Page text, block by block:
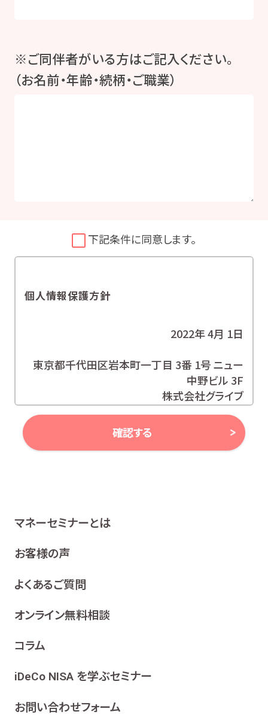
※ご同伴者がいる方はご記入ください。
（お名前・年齢・続柄・ご職業）
下記条件に同意します。
個人情報保護方針
2022年 4月 1日
東京都千代田区岩本町一丁目 3番 1号 ニュー
中野ビル 3F
株式会社グライブ
代表取締役 安田 潔
当社は、お客様の個人情報及び個人番号（以下「個人情報
当社は、個人情報等の保護に関する関係諸法令、ガイドラ
イン及び、所属金融商品取引業者の社内規程並びにこの
個人情報保護方針を遵守いたします。
2 利用目的
当社は、お客様の同意を得た場合及び法令等により例
必要な範囲内でお客様の個人情報を取り扱います。
ンケート、各種情報提供を行うため
グ及びこれらに付帯・関連する商品・サービスの
確認する
マネーセミナーとは
お客様の声
よくあるご質問
オンライン無料相談
コラム
iDeCo NISA を学ぶセミナー
お問い合わせフォーム